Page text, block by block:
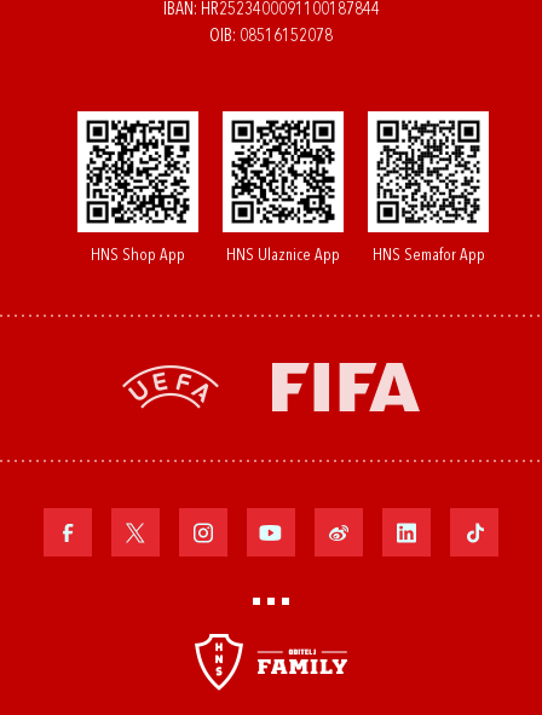
IBAN: HR2523400091100187844
OIB: 08516152078
HNS Shop App HNS Ulaznice App HNS Semafor App